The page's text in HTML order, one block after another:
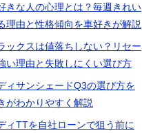
きな人の心理とは？毎週きれい
理由と性格傾向を車好きが解説
ックスは値落ちしない？リセー
い理由と失敗しにくい選び方
ィサンシェードQ3の選び方を
がわかりやすく解説
ィTTを自社ローンで狙う前に